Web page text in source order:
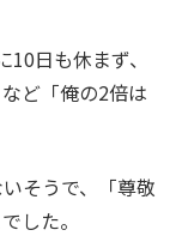
日も休まず、
ど「俺の2倍は
そうで、「尊敬
した。